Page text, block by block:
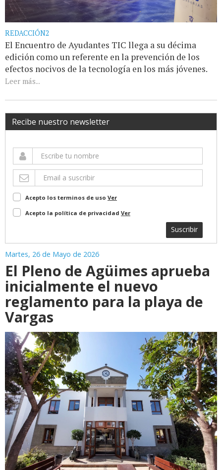
REDACCIÓN2
El Encuentro de Ayudantes TIC llega a su décima
edición como un referente en la prevención de los
efectos nocivos de la tecnología en los más jóvenes.
Leer más...
Recibe nuestro newsletter
Acepto los terminos de uso Ver
Acepto la política de privacidad Ver
Suscribir
Martes, 26 de Mayo de 2026
El Pleno de Agüimes aprueba
inicialmente el nuevo
reglamento para la playa de
Vargas